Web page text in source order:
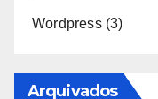
Wordpress(3)
Arquivados